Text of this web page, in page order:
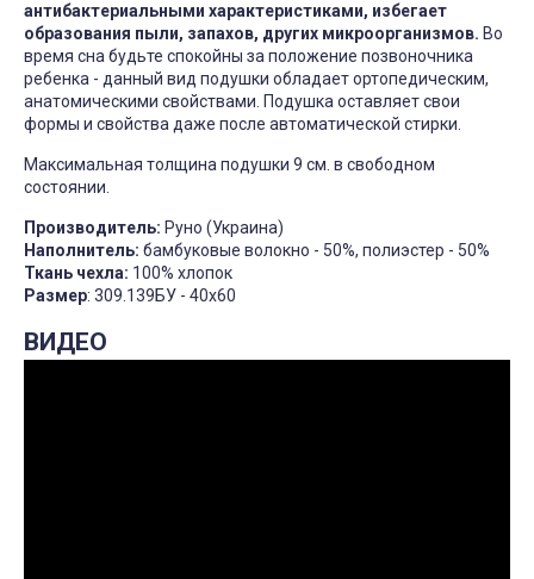
антибактериальными характеристиками, избегает
образования пыли, запахов, других микроорганизмов. Во
время сна будьте спокойны за положение позвоночника
ребенка - данный вид подушки обладает ортопедическим,
анатомическими свойствами. Подушка оставляет свои
формы и свойства даже после автоматической стирки.
Максимальная толщина подушки 9 см. в свободном
состоянии.
Производитель: Руно (Украина)
Наполнитель: бамбуковые волокно - 50%, полиэстер - 50%
Ткань чехла: 100% хлопок
Размер: 309.139БУ - 40х60
ВИДЕО